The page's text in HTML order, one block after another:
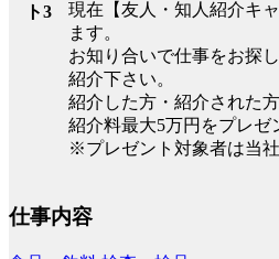
ト3
現在【友人・知人紹介キ
ます。
お知り合いで仕事をお探
紹介下さい。
紹介した方・紹介された
紹介料最大5万円をプレゼ
※プレゼント対象者は当
仕事内容